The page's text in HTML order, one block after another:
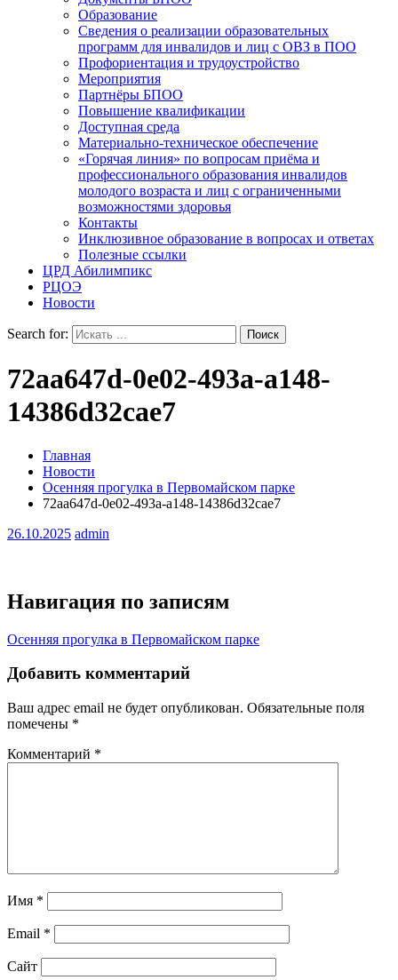
Образование
Сведения о реализации образовательных
программ для инвалидов и лиц с ОВЗ в ПОО
Профориентация и трудоустройство
Мероприятия
Партнёры БПОО
Повышение квалификации
Доступная среда
Материально-техническое обеспечение
«Горячая линия» по вопросам приёма и
профессионального образования инвалидов
молодого возраста и лиц с ограниченными
возможностями здоровья
Контакты
Инклюзивное образование в вопросах и ответах
Полезные ссылки
ЦРД Абилимпикс
РЦОЭ
Новости
Search for:
72aa647d-0e02-493a-a148-
14386d32cae7
Главная
Новости
Осенняя прогулка в Первомайском парке
72aa647d-0e02-493a-a148-14386d32cae7
26.10.2025 admin
Навигация по записям
Осенняя прогулка в Первомайском парке
Добавить комментарий
Ваш адрес email не будет опубликован. Обязательные поля
помечены *
Комментарий *
Имя *
Email *
Сайт